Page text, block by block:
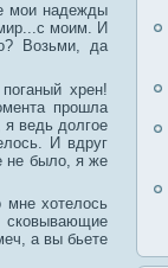
мои надежды
моим. И
Возьми, да
хрен!
прошла
ведь долгое
И вдруг
не было, я же
мне хотелось
сковывающие
а вы бьете